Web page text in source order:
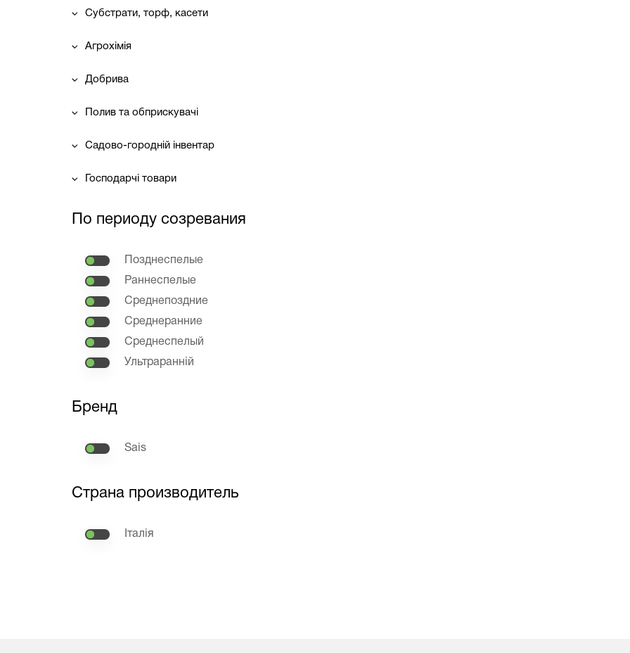
Субстрати, торф, касети
Агрохімія
Добрива
Полив та обприскувачі
Садово-городній інвентар
Господарчі товари
По периоду созревания
Позднеспелые
Раннеспелые
Среднепоздние
Среднеранние
Среднеспелый
Ультраранній
Бренд
Sais
Страна производитель
Італія